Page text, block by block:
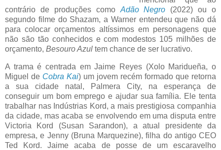
contrário de produções como Adão Negro (2022) ou o
segundo filme do Shazam, a Warner entendeu que não dá
para colocar orçamentos altíssimos em personagens que
não são tão conhecidos e com modestos 105 milhões de
orçamento, Besouro Azul tem chance de ser lucrativo.
A trama é centrada em Jaime Reyes (Xolo Maridueña, o
Miguel de Cobra Kai) um jovem recém formado que retorna
a sua cidade natal, Palmera City, na esperança de
conseguir um bom emprego e ajudar sua família. Ele tenta
trabalhar nas Indústrias Kord, a mais prestigiosa companhia
da cidade, mas acaba se envolvendo em uma disputa entre
Victoria Kord (Susan Sarandon), a atual presidente da
empresa, e Jenny (Bruna Marquezine), filha do antigo CEO
Ted Kord. Jaime acaba de posse de um escaravelho